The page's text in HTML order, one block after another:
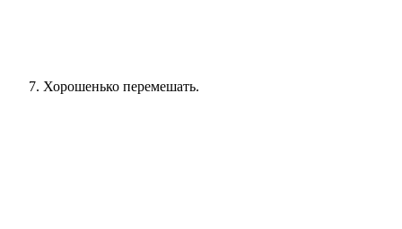
Хорошенько перемешать.